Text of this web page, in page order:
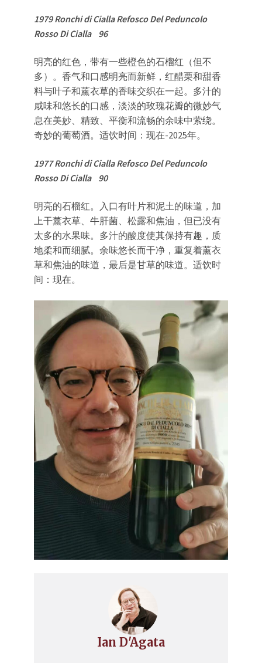
1979 Ronchi di Cialla Refosco Del Peduncolo
Rosso Di Cialla 96
明亮的红色，带有一些橙色的石榴红（但不
多）。香气和口感明亮而新鲜，红醋栗和甜香
料与叶子和薰衣草的香味交织在一起。多汁的
咸味和悠长的口感，淡淡的玫瑰花瓣的微妙气
息在美妙、精致、平衡和流畅的余味中萦绕。
奇妙的葡萄酒。适饮时间：现在-2025年。
1977 Ronchi di Cialla Refosco Del Peduncolo
Rosso Di Cialla 90
明亮的石榴红。入口有叶片和泥土的味道，加
上干薰衣草、牛肝菌、松露和焦油，但已没有
太多的水果味。多汁的酸度使其保持有趣，质
地柔和而细腻。余味悠长而干净，重复着薰衣
草和焦油的味道，最后是甘草的味道。适饮时
间：现在。
Ian D'Agata